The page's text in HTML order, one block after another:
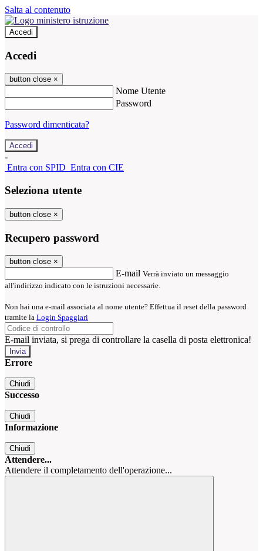
Salta al contenuto
Accedi
Accedi
button close ×
Nome Utente
Password
Password dimenticata?
-
Entra con SPID Entra con CIE
Seleziona utente
button close ×
Recupero password
button close ×
E-mail Verrà inviato un messaggio
all'indirizzo indicato con le istruzioni necessarie.
Non hai una e-mail associata al nome utente? Effettua il reset della password
tramite la Login Spaggiari
E-mail inviata, si prega di controllare la casella di posta elettronica!
Errore
Chiudi
Successo
Chiudi
Informazione
Chiudi
Attendere...
Attendere il completamento dell'operazione...